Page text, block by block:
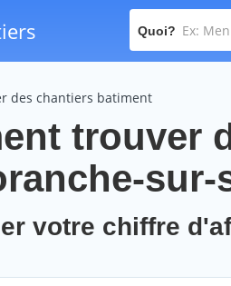
Quoi?
des chantiers batiment
trouver
sur-
votre chiffre